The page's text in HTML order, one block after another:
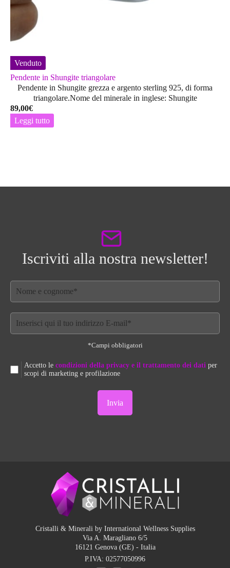
Venduto
Pendente in Shungite triangolare
Pendente in Shungite grezza e argento sterling 925, di forma
triangolare.Nome del minerale in inglese: Shungite
89,00€
Leggi tutto
Iscriviti alla nostra newsletter!
*Campi obbligatori
Accetto le condizioni della privacy e il trattamento dei dati per
scopi di marketing e profilazione
Cristalli & Minerali by International Wellness Supplies
Via A. Maragliano 6/5
16121 Genova (GE) - Italia
P.IVA: 02577050996